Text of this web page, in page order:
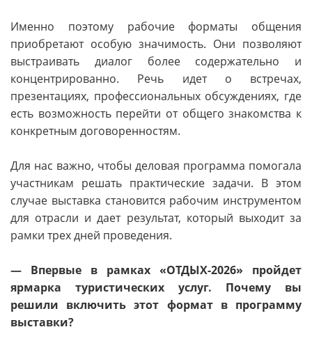
Именно поэтому рабочие форматы общения
приобретают особую значимость. Они позволяют
выстраивать диалог более содержательно и
концентрированно. Речь идет о встречах,
презентациях, профессиональных обсуждениях, где
есть возможность перейти от общего знакомства к
конкретным договоренностям.
Для нас важно, чтобы деловая программа помогала
участникам решать практические задачи. В этом
случае выставка становится рабочим инструментом
для отрасли и дает результат, который выходит за
рамки трех дней проведения.
— Впервые в рамках «ОТДЫХ-2026» пройдет
ярмарка туристических услуг. Почему вы
решили включить этот формат в программу
выставки?